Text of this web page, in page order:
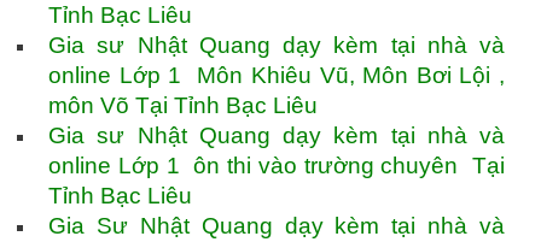
Tỉnh Bạc Liêu
Gia sư Nhật Quang dạy kèm tại nhà và
online Lớp 1 Môn Khiêu Vũ, Môn Bơi Lội ,
môn Võ Tại Tỉnh Bạc Liêu
Gia sư Nhật Quang dạy kèm tại nhà và
online Lớp 1 ôn thi vào trường chuyên Tại
Tỉnh Bạc Liêu
Gia Sư Nhật Quang dạy kèm tại nhà và